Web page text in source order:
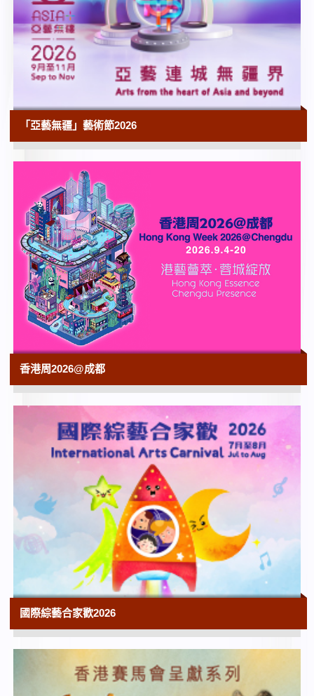
香港視覺藝術中心
10:00
循聲覓道展覽系列─香港非物質文化遺產
香港非物質文化遺產中心
粵藝遠洋──沐文堂廣東及外銷藝術捐贈展
香港藝術館 | 展期由2026年5月29日
由重讀到重逢──再遇館藏中國書畫（第一
香港藝術館 | 展期由2026年6月26日
10:00
野外生態攝影年展
香港科學館 | 展期至2026年9月2日
10:00
香港流行文化節2026：幸會25歲──香港電
影資料館珍藏展（香港電影資料館二十五周
年誌慶節目）
香港電影資料館 | 展覽至2027年3月29日
10:00
航向太空⸺中國載人航天之旅
香港太空館大堂 | 展期至2026年9月28日
「香港故事」常設展覽
香港歷史博物館
10:00
花韻詩情：趙少昂花卉與自寫詩選
香港文化博物館
香港電影資料館‧25搜影禮（香港電影資料
館二十五周年誌慶節目）
型格香港系列 II — 坐觀東西：晏如居明式家
具與百年椅戲
「亞藝無疆」藝術節2026
香港周2026@成都
國際綜藝合家歡2026